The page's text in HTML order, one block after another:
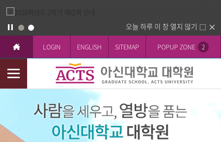
오늘 하루 이 창 열지 않기
LOGIN ENGLISH SITEMAP POPUP ZONE 2
모
바